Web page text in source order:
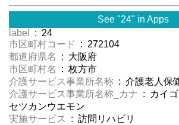
See "24" in Apps
label
: 24
市区町村コード
: 272104
都道府県名
: 大阪府
市区町村名
: 枚方市
介護サービス事業所名称 : 介護老人保
介護サービス事業所名称_カナ : カイ
セツカンウエモン
実施サービス
: 訪問リハビリ